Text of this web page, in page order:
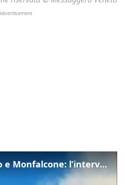
Incendio tra Duino e Monfalcone: l’intervento dei vigili del fuoco